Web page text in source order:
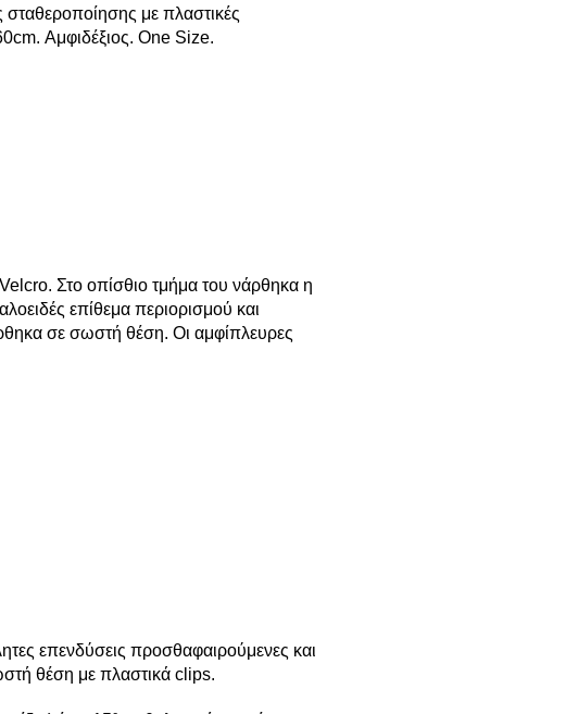
σταθεροποίησης με πλαστικές
Αμφιδέξιος. One Size.
Στο οπίσθιο τμήμα του νάρθηκα η
επίθεμα περιορισμού και
σε σωστή θέση. Οι αμφίπλευρες
επενδύσεις προσθαφαιρούμενες και
θέση με πλαστικά clips.